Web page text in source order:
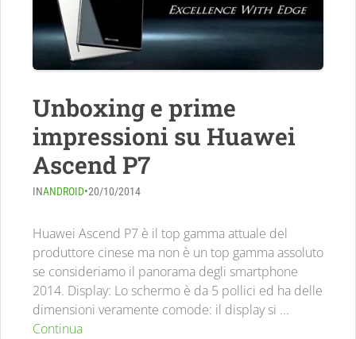
Unboxing e prime
impressioni su Huawei
Ascend P7
INANDROID•20/10/2014
Huawei Ascend P7 è il top gamma attuale del
produttore cinese ma non è un top gamma assoluto
se consideriamo il panorama degli smartphone
2014. Display: Lo schermo è da 5 pollici ed ha delle
dimensioni veramente comode: il display si ...
Continua